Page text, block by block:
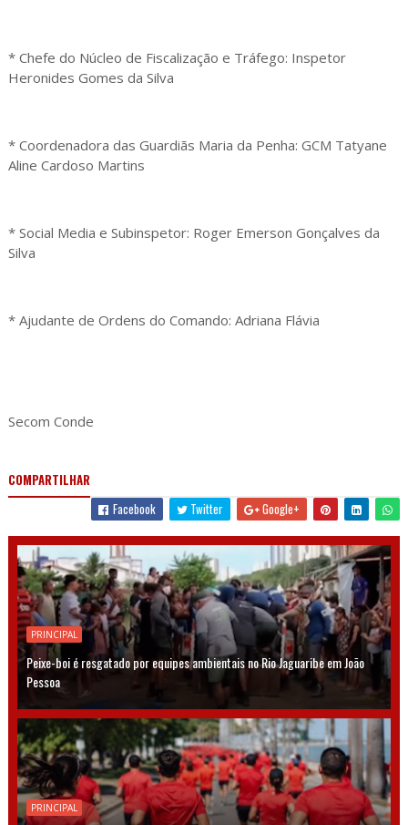
* Chefe do Núcleo de Fiscalização e Tráfego: Inspetor
Heronides Gomes da Silva
* Coordenadora das Guardiãs Maria da Penha: GCM Tatyane
Aline Cardoso Martins
* Social Media e Subinspetor: Roger Emerson Gonçalves da
Silva
* Ajudante de Ordens do Comando: Adriana Flávia
Secom Conde
COMPARTILHAR
Facebook
Twitter Google+
PRINCIPAL
Peixe-boi é resgatado por equipes ambientais no Rio Jaguaribe em João
Pessoa
PRINCIPAL